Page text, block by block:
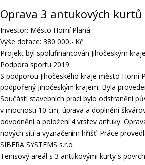
​Oprava 3 antukových kurtů
Investor: Město Horní Planá
Výše dotace: 380 000,- Kč
Projekt byl spolufinancován Jihočeským
Podpora sportu 2019.
S podporou Jihočeského kraje město Horní
podpořený Jihočeským krajem. Byla
Součástí stavebních prací bylo odstranění
v mocnosti 10 cm, úprava a doplnění
odvodnění a položení 4 vrstev antuky.
nových sítí a vyznačením hřišť. Práce
SIBERA SYSTEMS s.r.o.
Tenisový areál s 3 antukovými kurty s